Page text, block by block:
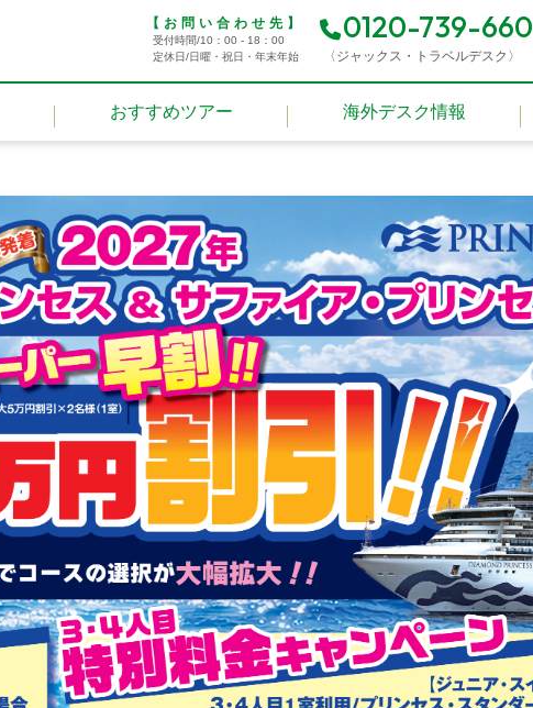
【お問い合わせ先】
受付時間/10：00 - 18：00
定休日/日曜・祝日・年末年始
0120-739-660
〈ジャックス・トラベルデスク〉
おすすめツアー 海外デスク情報